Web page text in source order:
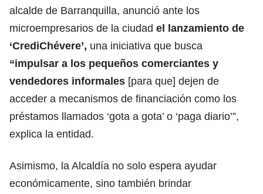
alcalde de Barranquilla, anunció ante los
microempresarios de la ciudad el lanzamiento de
‘CrediChévere’, una iniciativa que busca
“impulsar a los pequeños comerciantes y
vendedores informales [para que] dejen de
acceder a mecanismos de financiación como los
préstamos llamados ‘gota a gota’ o ‘paga diario’”,
explica la entidad.
Asimismo, la Alcaldía no solo espera ayudar
económicamente, sino también brindar